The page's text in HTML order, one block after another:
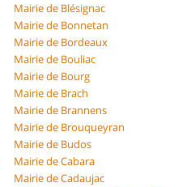
Mairie de Blésignac
Mairie de Bonnetan
Mairie de Bordeaux
Mairie de Bouliac
Mairie de Bourg
Mairie de Brach
Mairie de Brannens
Mairie de Brouqueyran
Mairie de Budos
Mairie de Cabara
Mairie de Cadaujac